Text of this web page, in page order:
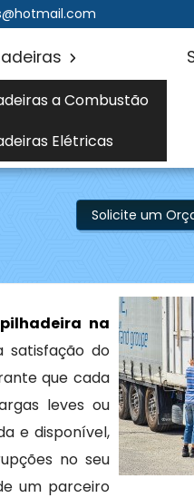
a Combustão
Elétricas
Solicite um
na
satisfação do
que cada
leves ou
e disponível,
no seu
um parceiro